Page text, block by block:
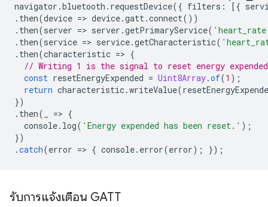
navigator .bluetooth . requestDevice({ filters : [{
. then(device => device.gatt.connect())
. then(server => server .getPrimaryService(
. then(service => service.getCharacteristic(
. then(characteristic => {
// Writing 1 is the signal to reset energy
const resetEnergyExpended = Uint8Array.of(1 );
return characteristic.writeValue(
})
. then( => {
console. log( 'Energy expended has been reset.' );
})
.catch(error => { console. error(error); });
รับการแจ้งเตือน GATT